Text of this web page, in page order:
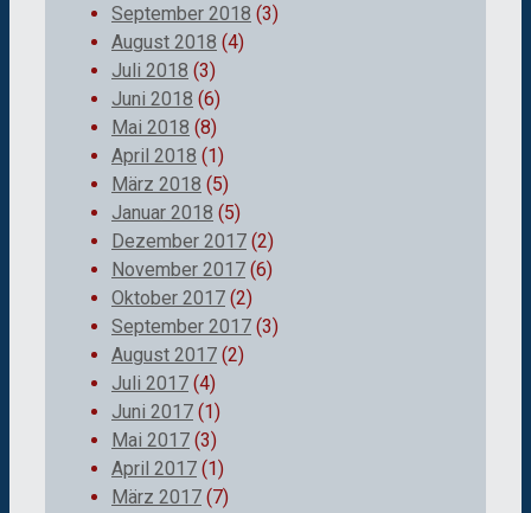
September 2018 (3)
August 2018 (4)
Juli 2018 (3)
Juni 2018 (6)
Mai 2018 (8)
April 2018 (1)
März 2018 (5)
Januar 2018 (5)
Dezember 2017 (2)
November 2017 (6)
Oktober 2017 (2)
September 2017 (3)
August 2017 (2)
Juli 2017 (4)
Juni 2017 (1)
Mai 2017 (3)
April 2017 (1)
März 2017 (7)